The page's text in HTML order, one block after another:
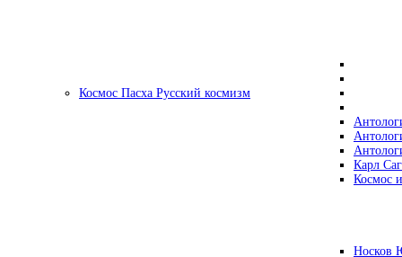
Космос Пасха Русский космизм
Карл
Космос
Носков